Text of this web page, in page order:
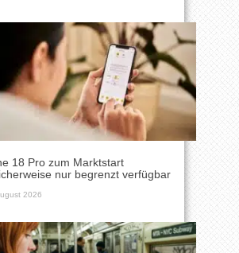
18 Pro zum Marktstart
nur begrenzt verfügbar
2026